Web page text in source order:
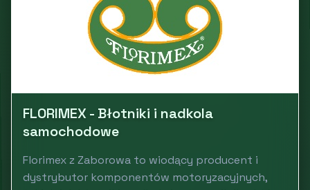
FLORIMEX - Błotniki i nadkola
samochodowe
Florimex z Zaborowa to wiodący producent i
dystrybutor komponentów motoryzacyjnych,